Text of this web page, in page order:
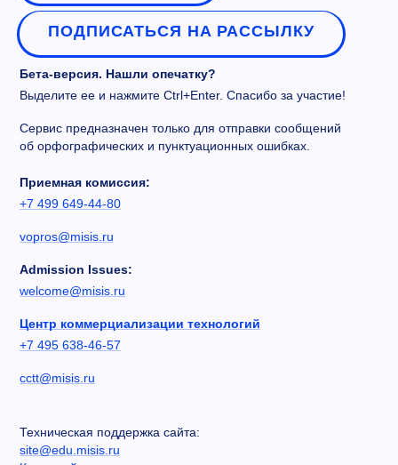
ПОДПИСАТЬСЯ НА РАССЫЛКУ
Бета-версия. Нашли опечатку?
Выделите ее и нажмите Ctrl+Enter. Спасибо за участие!
Сервис предназначен только для отправки сообщений
об орфографических и пунктуационных ошибках.
Приемная комиссия:
+7 499 649-44-80
vopros@misis.ru
Admission Issues:
welcome@misis.ru
Центр коммерциализации технологий
+7 495 638-46-57
cctt@misis.ru
Техническая поддержка сайта:
site@edu.misis.ru